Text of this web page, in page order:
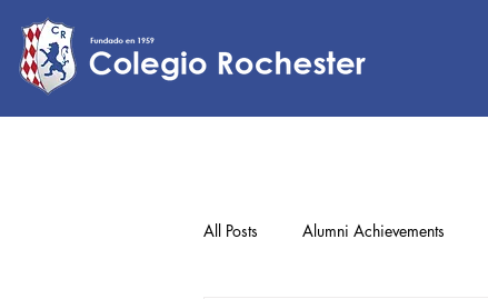
All Posts Alumni Achievements